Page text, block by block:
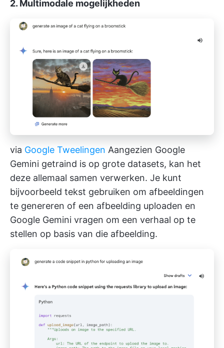
2. Multimodale mogelijkheden
via Google Tweelingen Aangezien Google
Gemini getraind is op grote datasets, kan het
deze allemaal samen verwerken. Je kunt
bijvoorbeeld tekst gebruiken om afbeeldingen
te genereren of een afbeelding uploaden en
Google Gemini vragen om een verhaal op te
stellen op basis van die afbeelding.